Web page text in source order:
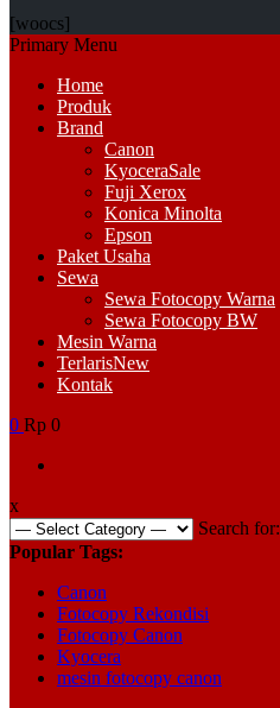
[woocs]
Primary Menu
Home
Produk
Brand
Canon
KyoceraSale
Fuji Xerox
Konica Minolta
Epson
Paket Usaha
Sewa
Sewa Fotocopy Warna
Sewa Fotocopy BW
Mesin Warna
TerlarisNew
Kontak
0 Rp 0
x
Search for:
Popular Tags:
Canon
Fotocopy Rekondisi
Fotocopy Canon
Kyocera
mesin fotocopy canon